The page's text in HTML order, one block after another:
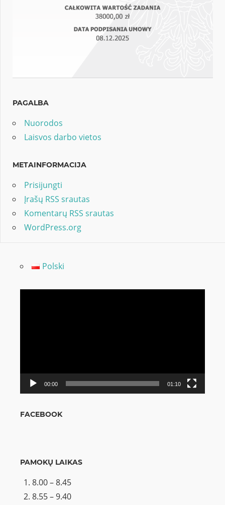
PAGALBA
Nuorodos
Laisvos darbo vietos
METAINFORMACIJA
Prisijungti
Įrašų RSS srautas
Komentarų RSS srautas
WordPress.org
Polski
00:00 01:10
FACEBOOK
PAMOKŲ LAIKAS
8.00 – 8.45
8.55 – 9.40